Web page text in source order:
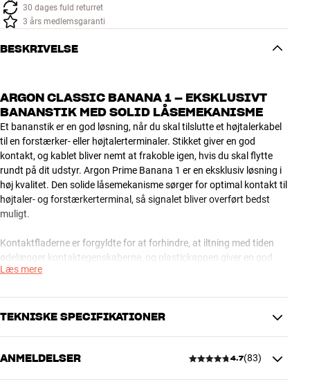
30 dages fuld returret
3 års medlemsgaranti
BESKRIVELSE
ARGON CLASSIC BANANA 1 – EKSKLUSIVT
BANANSTIK MED SOLID LÅSEMEKANISME
Et bananstik er en god løsning, når du skal tilslutte et højtalerkabel
til en forstærker- eller højtalerterminaler. Stikket giver en god
kontakt, og kablet bliver nemt at frakoble igen, hvis du skal flytte
rundt på dit udstyr. Argon Prime Banana 1 er en eksklusiv løsning i
høj kvalitet. Den solide låsemekanisme sørger for optimal kontakt til
højtaler- og forstærkerterminal, så signalet bliver overført bedst
muligt.
Kontaktfladerne er forgyldte for at forhindre, at iltning med tiden
ødelægger kontaktegenskaberne, og plastickappen giver en god
sikkerhed mod at kortslutte forstærkeren, hvis du har været uheldig
over stikkene.
Disse skal lirkes ud med en meget lille skruetrækker eller en anden
Læs mere
TEKNISKE SPECIFIKATIONER
DIMENSIONER OG DESIGN
Farve
Sort
ANMELDELSER 4.7(83)